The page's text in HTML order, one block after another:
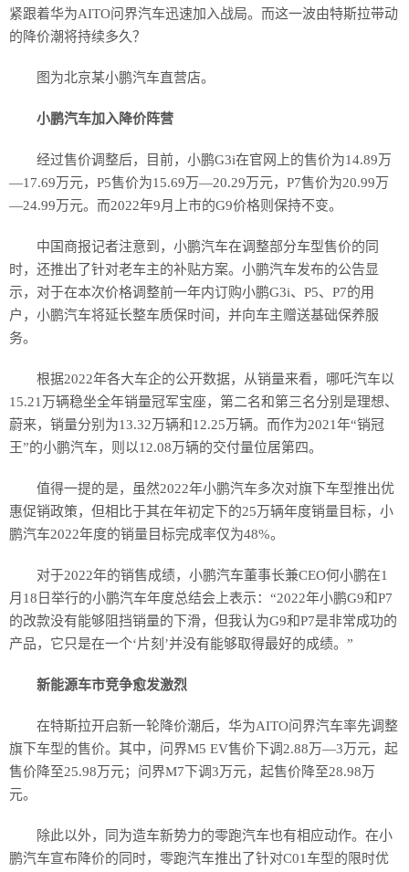
紧跟着华为AITO问界汽车迅速加入战局。而这一波由特斯拉带动
的降价潮将持续多久？
图为北京某小鹏汽车直营店。
小鹏汽车加入降价阵营
经过售价调整后，目前，小鹏G3i在官网上的售价为14.89万
—17.69万元，P5售价为15.69万—20.29万元，P7售价为20.99万
—24.99万元。而2022年9月上市的G9价格则保持不变。
中国商报记者注意到，小鹏汽车在调整部分车型售价的同
时，还推出了针对老车主的补贴方案。小鹏汽车发布的公告显
示，对于在本次价格调整前一年内订购小鹏G3i、P5、P7的用
户，小鹏汽车将延长整车质保时间，并向车主赠送基础保养服
务。
根据2022年各大车企的公开数据，从销量来看，哪吒汽车以
15.21万辆稳坐全年销量冠军宝座，第二名和第三名分别是理想、
蔚来，销量分别为13.32万辆和12.25万辆。而作为2021年“销冠
王”的小鹏汽车，则以12.08万辆的交付量位居第四。
值得一提的是，虽然2022年小鹏汽车多次对旗下车型推出优
惠促销政策，但相比于其在年初定下的25万辆年度销量目标，小
鹏汽车2022年度的销量目标完成率仅为48%。
对于2022年的销售成绩，小鹏汽车董事长兼CEO何小鹏在1
月18日举行的小鹏汽车年度总结会上表示：“2022年小鹏G9和P7
的改款没有能够阻挡销量的下滑，但我认为G9和P7是非常成功的
产品，它只是在一个‘片刻’并没有能够取得最好的成绩。”
新能源车市竞争愈发激烈
在特斯拉开启新一轮降价潮后，华为AITO问界汽车率先调整
旗下车型的售价。其中，问界M5 EV售价下调2.88万—3万元，起
售价降至25.98万元；问界M7下调3万元，起售价降至28.98万
元。
除此以外，同为造车新势力的零跑汽车也有相应动作。在小
鹏汽车宣布降价的同时，零跑汽车推出了针对C01车型的限时优